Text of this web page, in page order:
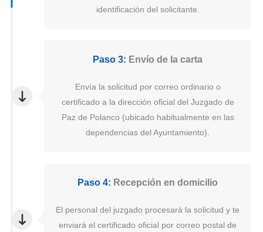
identificación del solicitante.
Paso 3: Envío de la carta
Envía la solicitud por correo ordinario o
certificado a la dirección oficial del Juzgado de
Paz de Polanco (ubicado habitualmente en las
dependencias del Ayuntamiento).
Paso 4: Recepción en domicilio
El personal del juzgado procesará la solicitud y te
enviará el certificado oficial por correo postal de